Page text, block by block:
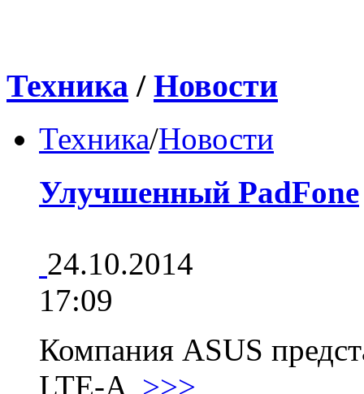
Техника / Новости
Техника/Новости
Улучшенный PadFone
24.10.2014
17:09
Компания ASUS
LTE-A >>>